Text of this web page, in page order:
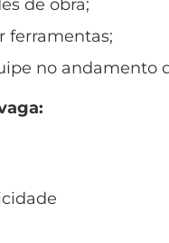
de obra;
ferramentas;
no andamento